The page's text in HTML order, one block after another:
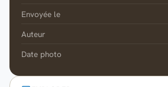
Envoyée le
Auteur
Date photo